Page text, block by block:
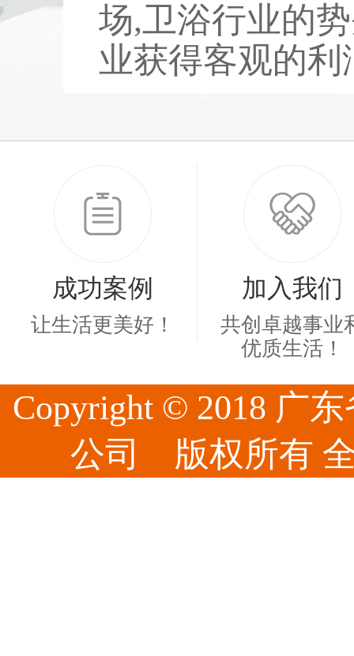
场,卫浴行业的
业获得客观的利
成功案例
让生活更美好！
加入我们
共创卓越事业
优质生活！
Copyright © 2018 广
公司 版权所有